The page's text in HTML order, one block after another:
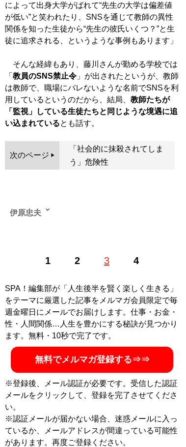
によって出身大学がばれて“先生の大学は偏差値
が低い”と笑われたり、SNSを通じて教師の異性
関係を知った生徒から“先生の彼氏いくつ？”と生
徒に追求される、というような事例もあります」
そんな経緯もあり、藤川さんが勤める学校では
「 教員のSNS禁止令 」が出されたというが、教師
は教師で、職場にバレないような名前でSNSを利
用しているというのだから、結局、 教師たちが
「監視」している生徒たちと同じような境遇に追
い込まれているとも話す。
次のページ
「社会的に抹殺されてしま
う」危険性
1 2 3 4
伊原忠夫
SPA！編集部が「人生後半を賢く楽しく生きる」
をテーマに厳選した記事をメルマガ会員限定で毎
週金曜日にメールでお届けします。仕事・お金・
性・人間関係…人生を豊かにする秘訣が見つかり
ます。無料・10秒で完了です。
無料でメルマガ登録する⇒⇒
※登録後、メール認証が必要です。受信した認証
メールをクリックして、登録を完了させてくださ
い。
※認証メールが届かない場合、迷惑メールに入っ
ているか、メールアドレスが間違っている可能性
があります。再度ご登録ください。